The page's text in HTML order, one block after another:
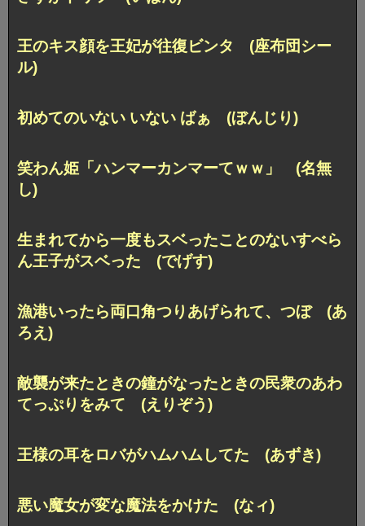
王のキス顔を王妃が往復ビンタ (座布団シー
ル)
初めてのいない いない ばぁ (ぼんじり)
笑わん姫「ハンマーカンマーてｗｗ」 (名無
し)
生まれてから一度もスベったことのないすべら
ん王子がスベった (でげす)
漁港いったら両口角つりあげられて、つぼ (あ
ろえ)
敵襲が来たときの鐘がなったときの民衆のあわ
てっぷりをみて (えりぞう)
王様の耳をロバがハムハムしてた (あずき)
悪い魔女が変な魔法をかけた (なィ)